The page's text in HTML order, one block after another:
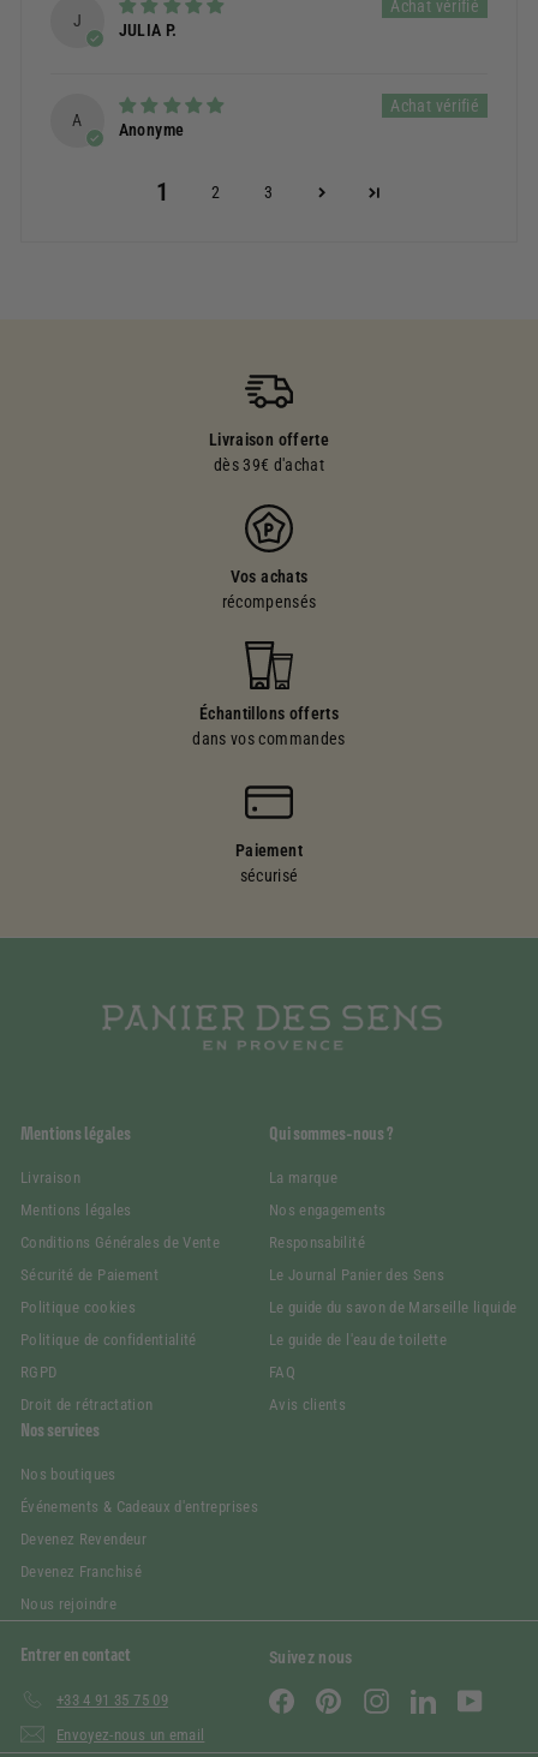
J
JULIA P.
A
Anonyme
1 2 3
Livraison offerte
dès 39€ d'achat
Vos achats
récompensés
Échantillons offerts
dans vos commandes
Paiement
sécurisé
Mentions légales
Livraison
Mentions légales
Conditions Générales de Vente
Sécurité de Paiement
Politique cookies
Politique de confidentialité
RGPD
Droit de rétractation
Qui sommes-nous ?
La marque
Nos engagements
Responsabilité
Le Journal Panier des Sens
Le guide du savon de Marseille liquide
Le guide de l'eau de toilette
FAQ
Avis clients
Nos services
Nos boutiques
Événements & Cadeaux d'entreprises
Devenez Revendeur
Devenez Franchisé
Nous rejoindre
Entrer en contact
+33 4 91 35 75 09
Envoyez-nous un email
Suivez nous
FacebookPinterestInstagramLinkedIn